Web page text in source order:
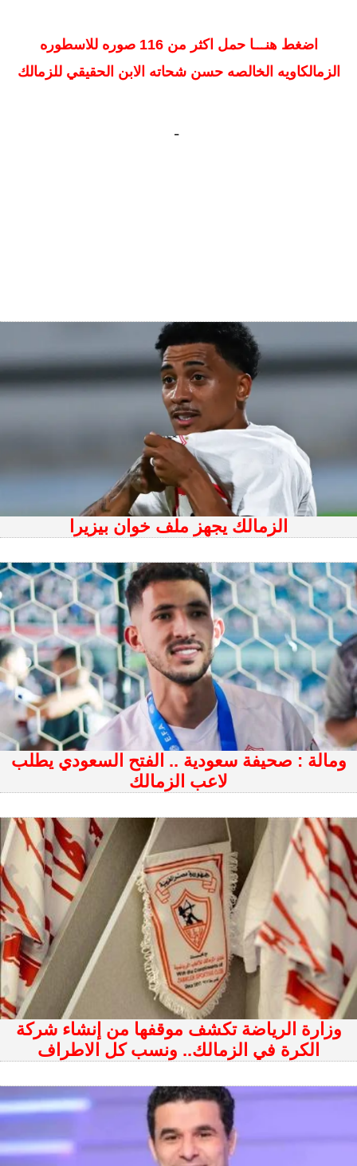
اضغط هنـــا حمل اكثر من 116 صوره للاسطوره
الزمالكاويه الخالصه حسن شحاته الابن الحقيقي للزمالك
-
الزمالك يجهز ملف خوان بيزيرا
ومالة : صحيفة سعودية .. الفتح السعودي يطلب
لاعب الزمالك
وزارة الرياضة تكشف موقفها من إنشاء شركة
الكرة في الزمالك.. ونسب كل الاطراف